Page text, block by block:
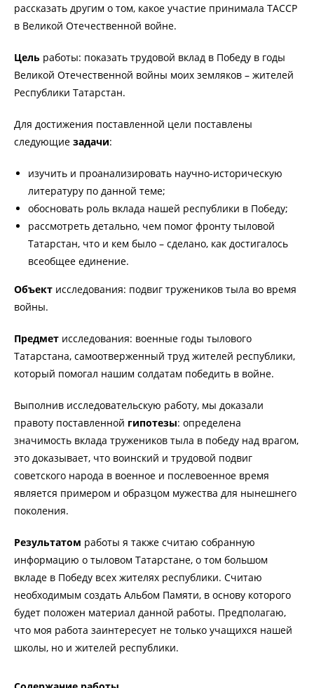
рассказать другим о том, какое участие принимала ТАССР
в Великой Отечественной войне.
Цель работы: показать трудовой вклад в Победу в годы
Великой Отечественной войны моих земляков – жителей
Республики Татарстан.
Для достижения поставленной цели поставлены
следующие задачи:
изучить и проанализировать научно-историческую
литературу по данной теме;
обосновать роль вклада нашей республики в Победу;
рассмотреть детально, чем помог фронту тыловой
Татарстан, что и кем было – сделано, как достигалось
всеобщее единение.
Объект исследования: подвиг тружеников тыла во время
войны.
Предмет исследования: военные годы тылового
Татарстана, самоотверженный труд жителей республики,
который помогал нашим солдатам победить в войне.
Выполнив исследовательскую работу, мы доказали
правоту поставленной гипотезы: определена
значимость вклада тружеников тыла в победу над врагом,
это доказывает, что воинский и трудовой подвиг
советского народа в военное и послевоенное время
является примером и образцом мужества для нынешнего
поколения.
Результатом работы я также считаю собранную
информацию о тыловом Татарстане, о том большом
вкладе в Победу всех жителях республики. Считаю
необходимым создать Альбом Памяти, в основу которого
будет положен материал данной работы. Предполагаю,
что моя работа заинтересует не только учащихся нашей
школы, но и жителей республики.